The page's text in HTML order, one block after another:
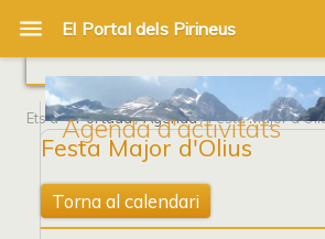
Agenda d'activitats
Ets a Portada/Agenda/ Festa Major
Festa Major d'Olius
Torna al calendari